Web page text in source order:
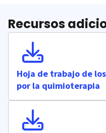
Recursos
Hoja de trabajo de
por la quimioterapia